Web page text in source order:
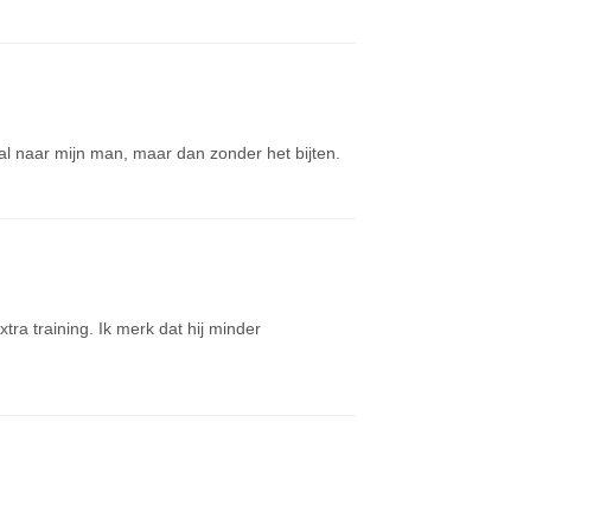
naar mijn man, maar dan zonder het bijten.
training. Ik merk dat hij minder